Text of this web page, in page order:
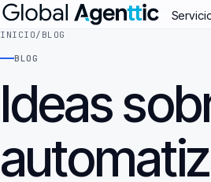
INICIO/ BLOG
BLOG
Ideas